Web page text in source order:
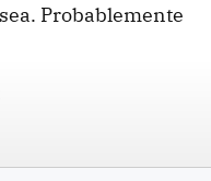
Probablemente